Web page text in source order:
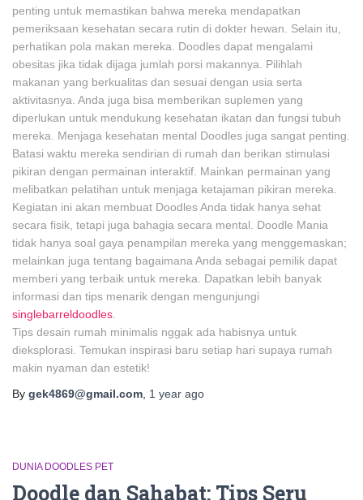
penting untuk memastikan bahwa mereka mendapatkan
pemeriksaan kesehatan secara rutin di dokter hewan. Selain itu,
perhatikan pola makan mereka. Doodles dapat mengalami
obesitas jika tidak dijaga jumlah porsi makannya. Pilihlah
makanan yang berkualitas dan sesuai dengan usia serta
aktivitasnya. Anda juga bisa memberikan suplemen yang
diperlukan untuk mendukung kesehatan ikatan dan fungsi tubuh
mereka. Menjaga kesehatan mental Doodles juga sangat penting.
Batasi waktu mereka sendirian di rumah dan berikan stimulasi
pikiran dengan permainan interaktif. Mainkan permainan yang
melibatkan pelatihan untuk menjaga ketajaman pikiran mereka.
Kegiatan ini akan membuat Doodles Anda tidak hanya sehat
secara fisik, tetapi juga bahagia secara mental. Doodle Mania
tidak hanya soal gaya penampilan mereka yang menggemaskan;
melainkan juga tentang bagaimana Anda sebagai pemilik dapat
memberi yang terbaik untuk mereka. Dapatkan lebih banyak
informasi dan tips menarik dengan mengunjungi
singlebarreldoodles
Tips desain rumah minimalis nggak ada habisnya untuk
dieksplorasi. Temukan inspirasi baru setiap hari supaya rumah
makin nyaman dan estetik!
By gek4869@gmail.com 1 year ago
DUNIA DOODLES PET
Doodle dan Sahabat: Tips Seru